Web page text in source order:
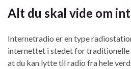
Alt du skal vide om
Internetradio er en type
internettet i stedet for traditionelle
at du kan lytte til radio fra hele